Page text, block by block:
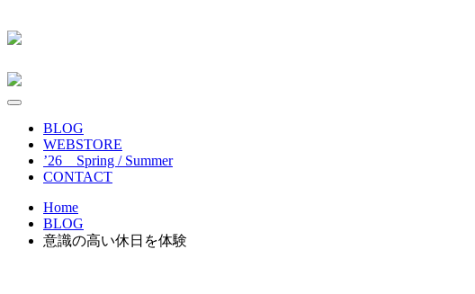
BLOG
WEBSTORE
’26 Spring / Summer
CONTACT
Home
BLOG
意識の高い休日を体験